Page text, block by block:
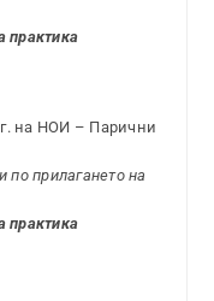
практика
на НОИ – Парични
по прилагането на
практика